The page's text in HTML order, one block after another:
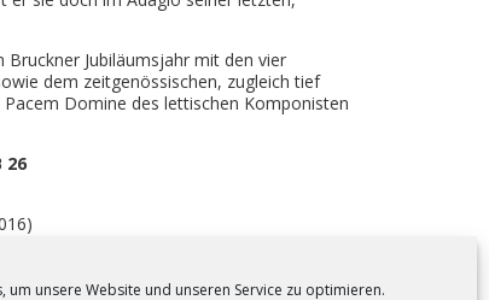
um unsere Website und unseren Service zu optimieren.
Jubiläumsjahr mit den vier
dem zeitgenössischen, zugleich tief
Domine des lettischen Komponisten
26
Os Justi